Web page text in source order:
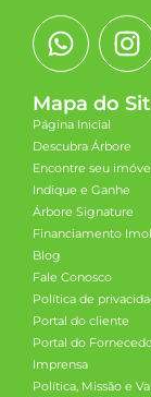
Mapa do
Página Inicial
Descubra Árbore
Encontre seu
Indique e Ganhe
Árbore Signature
Financiamento
Blog
Fale Conosco
Política de
Portal do cliente
Portal do
Imprensa
Política, Missão e